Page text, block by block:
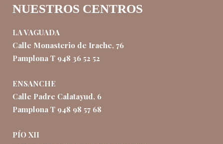
NUESTROS CENTROS
LA VAGUADA
Calle Monasterio de Irache, 76
Pamplona T 948 36 52 52
ENSANCHE
Calle Padre Calatayud, 6
Pamplona T 948 98 57 68
PÍO XII